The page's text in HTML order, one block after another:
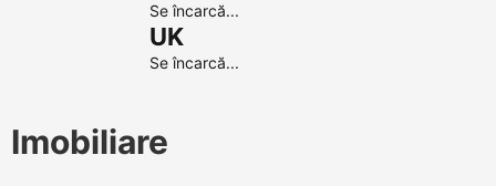
Se încarcă...
UK
Se încarcă...
Imobiliare